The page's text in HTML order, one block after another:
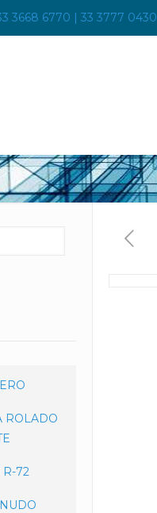
3668 6770 | 33 3777 0430
ROLADO
R-72